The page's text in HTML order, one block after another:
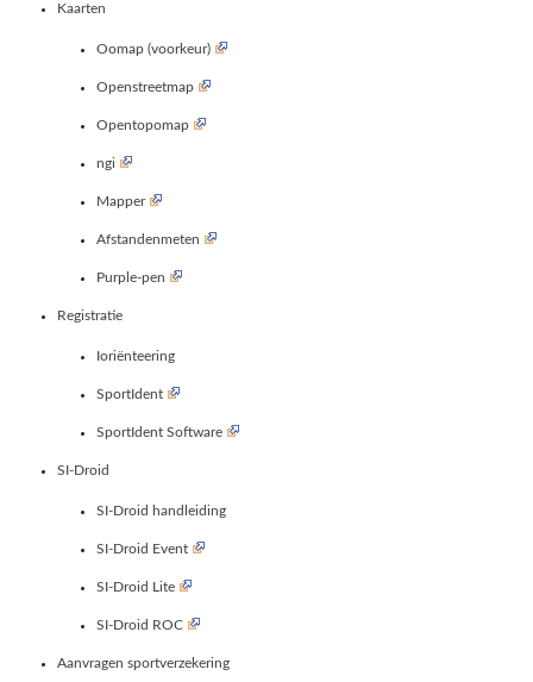
Kaarten
Oomap (voorkeur)
Openstreetmap
Opentopomap
ngi
Mapper
Afstandenmeten
Purple-pen
Registratie
Ioriënteering
SportIdent
SportIdent Software
SI-Droid
SI-Droid handleiding
SI-Droid Event
SI-Droid Lite
SI-Droid ROC
Aanvragen sportverzekering